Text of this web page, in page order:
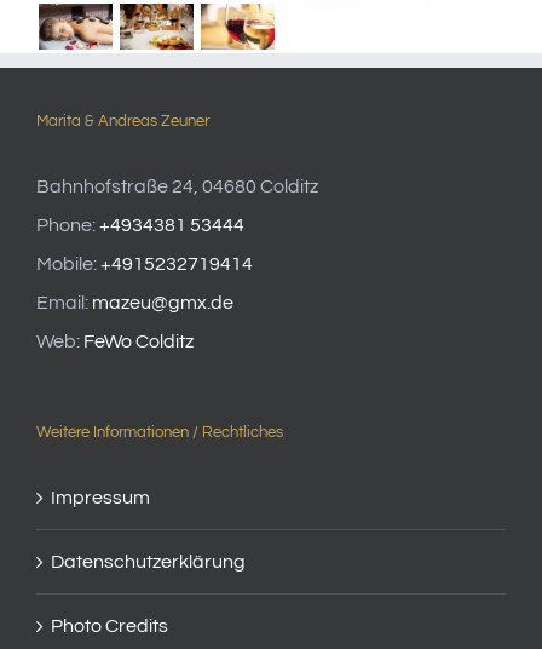
Marita & Andreas Zeuner
Bahnhofstraße 24, 04680 Colditz
Phone:+4934381 53444
Mobile:+4915232719414
Email: mazeu@gmx.de
Web: FeWo Colditz
Weitere Informationen / Rechtliches
Impressum
Datenschutzerklärung
Photo Credits